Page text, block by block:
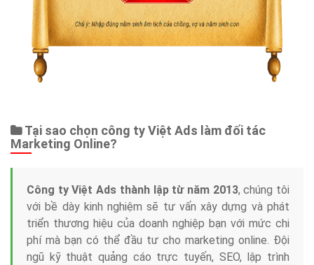
Tại sao chọn công ty Việt Ads làm đối tác
Marketing Online?
Công ty Việt Ads thành lập từ năm 2013, chúng tôi
với bề dày kinh nghiệm sẽ tư vấn xây dựng và phát
triển thương hiệu của doanh nghiệp bạn với mức chi
phí mà bạn có thể đầu tư cho marketing online. Đội
ngũ kỹ thuật quảng cáo trực tuyến, SEO, lập trình